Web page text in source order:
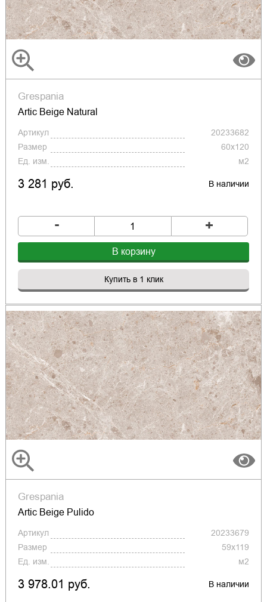
Grespania
Artic Beige Natural
Артикул
20233682
Размер
60х120
Ед. изм.
м2
3 281 руб. В наличии
- +
В корзину
Купить в 1 клик
Grespania
Artic Beige Pulido
Артикул
20233679
Размер
59x119
Ед. изм.
м2
3 978.01 руб. В наличии